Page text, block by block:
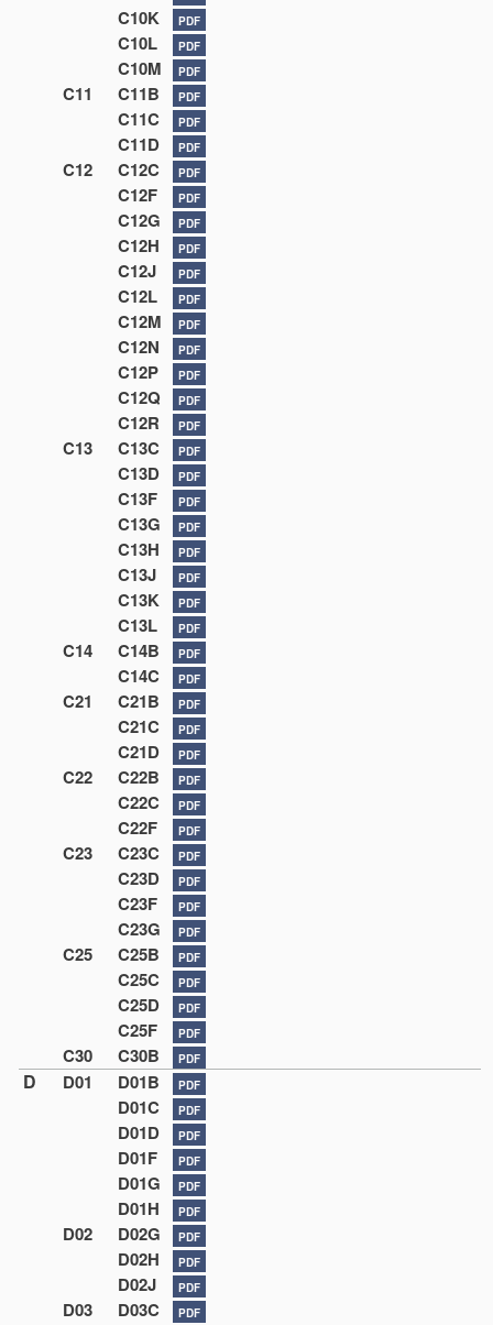
C10K PDF
C10L PDF
C10M PDF
C11 C11B PDF
C11C PDF
C11D PDF
C12 C12C PDF
C12F PDF
C12G PDF
C12H PDF
C12J PDF
C12L PDF
C12M PDF
C12N PDF
C12P PDF
C12Q PDF
C12R PDF
C13 C13C PDF
C13D PDF
C13F PDF
C13G PDF
C13H PDF
C13J PDF
C13K PDF
C13L PDF
C14 C14B PDF
C14C PDF
C21 C21B PDF
C21C PDF
C21D PDF
C22 C22B PDF
C22C PDF
C22F PDF
C23 C23C PDF
C23D PDF
C23F PDF
C23G PDF
C25 C25B PDF
C25C PDF
C25D PDF
C25F PDF
C30 C30B PDF
D D01 D01B PDF
D01C PDF
D01D PDF
D01F PDF
D01G PDF
D01H PDF
D02 D02G PDF
D02H PDF
D02J PDF
D03 D03C PDF